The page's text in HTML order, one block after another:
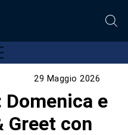
29 Maggio 2026
Domenica e
Greet con